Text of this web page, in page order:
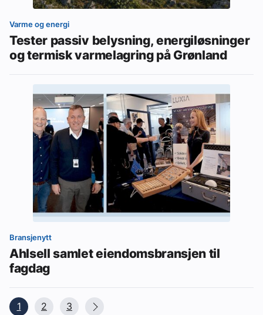
Varme og energi
Tester passiv belysning, energiløsninger
og termisk varmelagring på Grønland
Bransjenytt
Ahlsell samlet eiendomsbransjen til
fagdag
1 2 3